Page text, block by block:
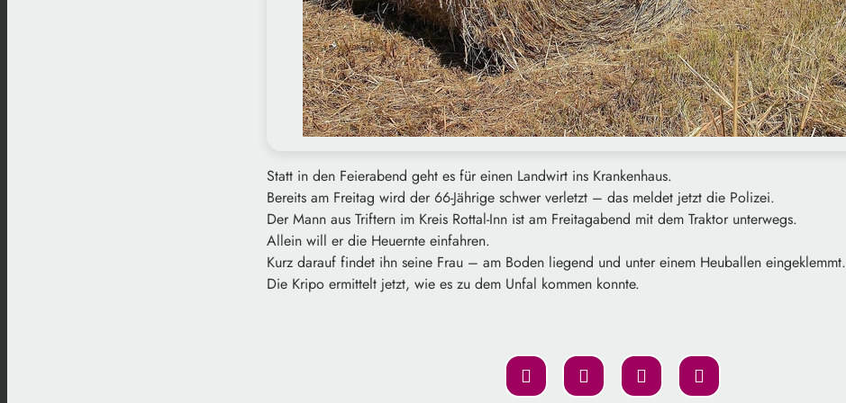
Statt in den Feierabend geht es für einen Landwirt ins Krankenhaus.
Bereits am Freitag wird der 66-Jährige schwer verletzt – das meldet jetzt die Polizei.
Der Mann aus Triftern im Kreis Rottal-Inn ist am Freitagabend mit dem Traktor unterwegs.
Allein will er die Heuernte einfahren.
Kurz darauf findet ihn seine Frau – am Boden liegend und unter einem Heuballen eingeklemmt.
Die Kripo ermittelt jetzt, wie es zu dem Unfal kommen konnte.